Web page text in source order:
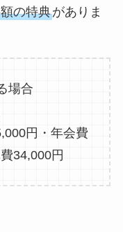
の特典がありま
場合
円・年会費
34,000円